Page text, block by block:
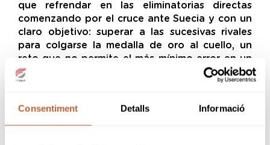
Consentiment Detalls Informació
que refrendar en las eliminatorias directas
comenzando por el cruce ante Suecia y con un
claro objetivo: superar a las sucesivas rivales
para colgarse la medalla de oro al cuello, un
reto que no permite el más mínimo error en un
Europeo donde las contrincantes, también es
En el Campeonato de Europa Amateur
Masculino, con la presencia del jugador de la